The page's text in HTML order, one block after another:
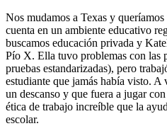
Nos mudamos a Texas y
cuenta en un ambiente educativo
buscamos educación privada y
Pío X. Ella tuvo problemas con las
pruebas estandarizadas), pero
estudiante que jamás había visto. A
un descanso y que fuera a jugar
ética de trabajo increíble que la
escolar.